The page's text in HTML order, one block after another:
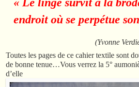
endroit où se perpétue
(Yvonne
Toutes les pages de ce cahier textile sont
de bonne tenue…Vous verrez la 5°
d’elle